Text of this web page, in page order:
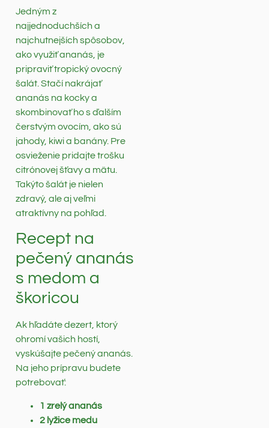
Jedným z
najjednoduchších a
najchutnejších spôsobov,
ako využiť ananás, je
pripraviť tropický ovocný
šalát. Stačí nakrájať
ananás na kocky a
skombinovať ho s ďalším
čerstvým ovocím, ako sú
jahody, kiwi a banány. Pre
osvieženie pridajte trošku
citrónovej šťavy a mätu.
Takýto šalát je nielen
zdravý, ale aj veľmi
atraktívny na pohľad.
Recept na
pečený ananás
s medom a
škoricou
Ak hľadáte dezert, ktorý
ohromí vašich hostí,
vyskúšajte pečený ananás.
Na jeho prípravu budete
potrebovať:
1 zrelý ananás
2 lyžice medu